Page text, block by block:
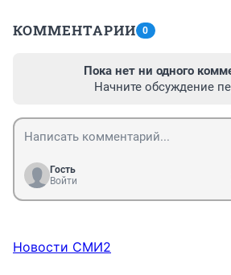
КОММЕНТАРИИ 0
Пока нет ни одного
Начните обсуждение
Гость
Войти
Новости СМИ2